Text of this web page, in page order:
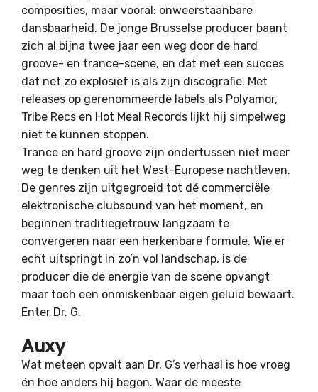
composities, maar vooral: onweerstaanbare
dansbaarheid. De jonge Brusselse producer baant
zich al bijna twee jaar een weg door de hard
groove- en trance-scene, en dat met een succes
dat net zo explosief is als zijn discografie. Met
releases op gerenommeerde labels als Polyamor,
Tribe Recs en Hot Meal Records lijkt hij simpelweg
niet te kunnen stoppen.
Trance en hard groove zijn ondertussen niet meer
weg te denken uit het West-Europese nachtleven.
De genres zijn uitgegroeid tot dé commerciële
elektronische clubsound van het moment, en
beginnen traditiegetrouw langzaam te
convergeren naar een herkenbare formule. Wie er
echt uitspringt in zo’n vol landschap, is de
producer die de energie van de scene opvangt
maar toch een onmiskenbaar eigen geluid bewaart.
Enter Dr. G.
Auxy
Wat meteen opvalt aan Dr. G’s verhaal is hoe vroeg
én hoe anders hij begon. Waar de meeste